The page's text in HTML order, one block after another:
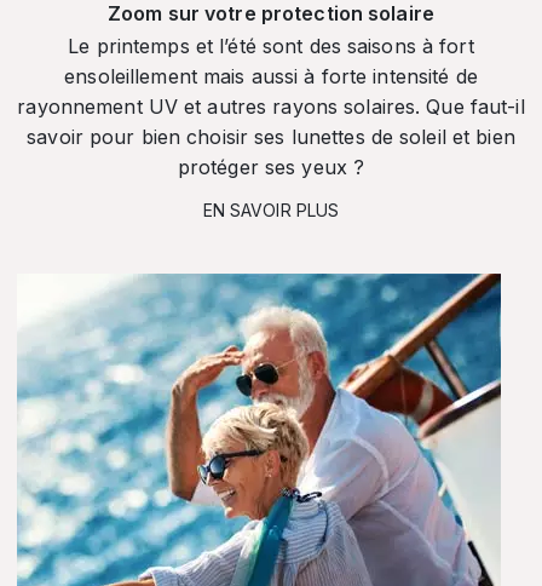
Zoom sur votre protection solaire
Le printemps et l’été sont des saisons à fort
ensoleillement mais aussi à forte intensité de
rayonnement UV et autres rayons solaires. Que faut-il
savoir pour bien choisir ses lunettes de soleil et bien
protéger ses yeux ?
EN SAVOIR PLUS